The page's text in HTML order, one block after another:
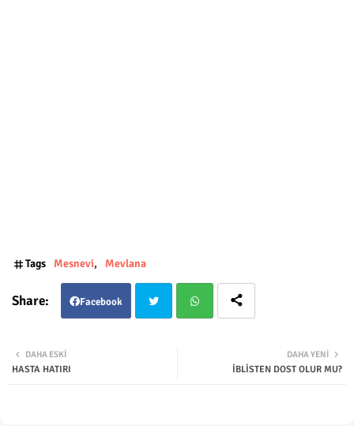
Tags Mesnevi Mevlana
Facebook
DAHA YENI
İBLİSTEN DOST OLUR MU?
DAHA ESKI
HASTA HATIRI